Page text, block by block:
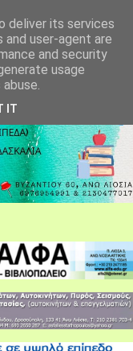
deliver its services
and user-agent are
and security
usage
IT